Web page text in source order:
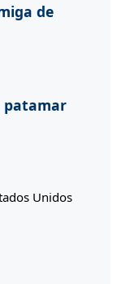
de
patamar
Unidos